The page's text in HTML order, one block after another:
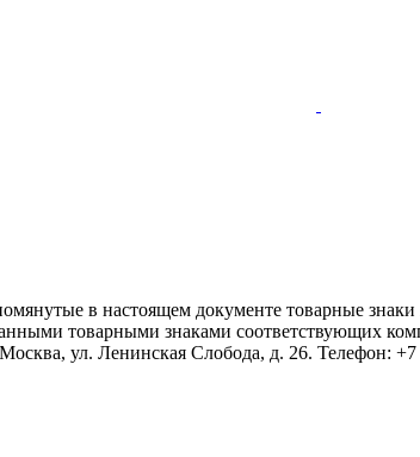
в настоящем документе товарные
товарными знаками соответствующих
ул. Ленинская Слобода, д. 26. Телефон: +7